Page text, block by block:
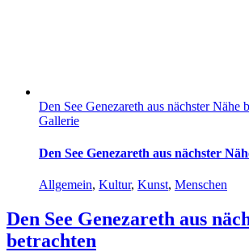
Den See Genezareth aus nächster Nähe
Gallerie
Den See Genezareth aus nächster
Allgemein, Kultur, Kunst, Menschen
Den See Genezareth aus
betrachten